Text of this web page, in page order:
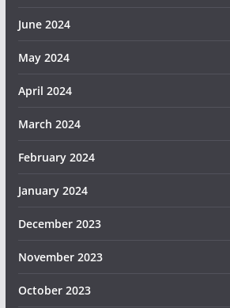
June 2024
May 2024
April 2024
March 2024
February 2024
January 2024
December 2023
November 2023
October 2023